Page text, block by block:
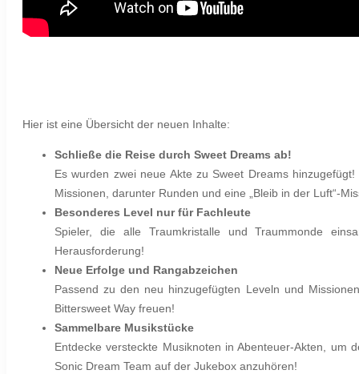
Hier ist eine Übersicht der neuen Inhalte:
Schließe die Reise durch Sweet Dreams ab!
Es wurden zwei neue Akte zu Sweet Dreams
Missionen, darunter Runden und eine „Bleib in der Luft“-
Besonderes Level nur für Fachleute
Spieler, die alle Traumkristalle und Traummonde
Herausforderung!
Neue Erfolge und Rangabzeichen
Passend zu den neu hinzugefügten Leveln und
Bittersweet Way freuen!
Sammelbare Musikstücke
Entdecke versteckte Musiknoten in Abenteuer-Akten, um
Sonic Dream Team auf der Jukebox anzuhören!